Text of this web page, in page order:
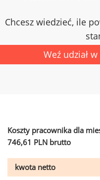
Chcesz wiedzieć, ile
Weź udział
Koszty pracownika dla
746,61 PLN brutto
kwota netto